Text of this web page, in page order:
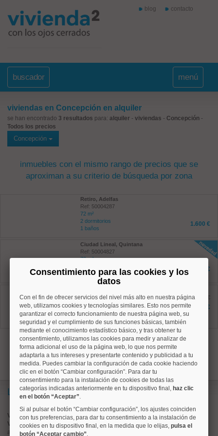
blog contacto
buscador menú
viviendas en Concepción en alquiler
se han encontrado 3 resultados para: alquiler - viviendas - Concepción -
Todos los precios
Concepción
inmuebles con el mismo rango de precios que se
aproximan a su criterio de búsqueda por zona
Retiro, Adelfas
Ref: 50004287
72 m²
2 dormitorios
1 baños
1.600 €
Ciudad Lineal, Quintana
Ref: 50004827
70 m²
2 baños
1.450 €
Ref: 50004673
42 m²
0 dormitorios
1 baños
antes 1.395 €
1.300 €
1
Lo más buscado
Valorar vivienda online
Vender piso
alquiler de pisos encentro
Consentimiento para las cookies y los
datos
Con el fin de ofrecer servicios del nivel más alto en nuestra página
web, utilizamos cookies y tecnologías similares. Esto nos permite
garantizar el correcto funcionamiento de nuestra página web, su
seguridad y el cumplimiento de sus funciones básicas, también
mediante el conocimiento estadístico básico, y tras obtener tu
consentimiento, utilizamos las cookies para medir y analizar de
forma adicional el uso de la página web, lo que nos permite
adaptarla a tus intereses y presentarte contenido y publicidad a tu
medida. Puedes cambiar la configuración de cada cookie haciendo
clic en el botón “Cambiar configuración”. Para dar tu
consentimiento para la instalación de cookies de todas las
categorías indicadas anteriormente en tu dispositivo final, haz clic
en el botón “Aceptar”.
Si al pulsar el botón “Cambiar configuración”, los ajustes coinciden
con tus preferencias, para dar tu consentimiento a la instalación de
cookies en tu dispositivo final, en la medida que lo elijas, pulsa el
botón “Aceptar cambio”.